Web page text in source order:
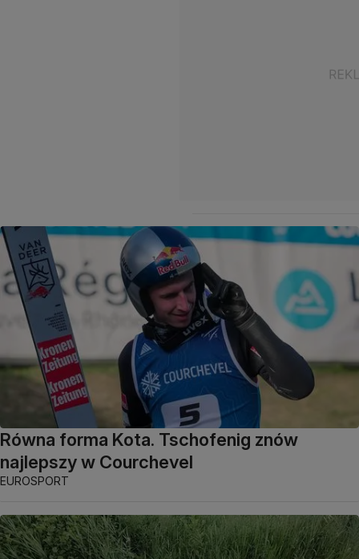
Równa forma Kota. Tschofenig znów
najlepszy w Courchevel
EUROSPORT